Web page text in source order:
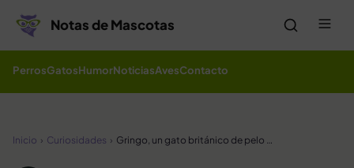
Notas de Mascotas
PerrosGatosHumorNoticiasAvesContacto
Inicio Curiosidades Gringo, un gato británico de pelo corto con el más perfecto bigote blanco